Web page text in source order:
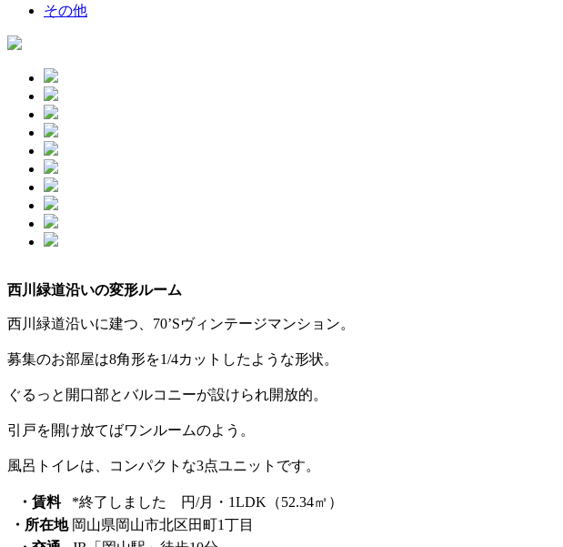
その他
西川緑道沿いの変形ルーム
西川緑道沿いに建つ、70’Sヴィンテージマンション。
募集のお部屋は8角形を1/4カットしたような形状。
ぐるっと開口部とバルコニーが設けられ開放的。
引戸を開け放てばワンルームのよう。
風呂トイレは、コンパクトな3点ユニットです。
・賃料
*終了しました 円/月・1LDK（52.34㎡）
・所在地 岡山県岡山市北区田町1丁目